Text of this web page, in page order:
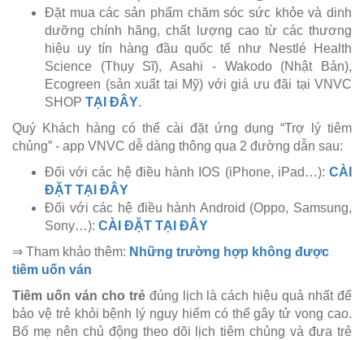
Đặt mua các sản phẩm chăm sóc sức khỏe và dinh
dưỡng chính hãng, chất lượng cao từ các thương
hiệu uy tín hàng đầu quốc tế như Nestlé Health
Science (Thụy Sĩ), Asahi - Wakodo (Nhật Bản),
Ecogreen (sản xuất tại Mỹ) với giá ưu đãi tại VNVC
SHOP TẠI ĐÂY.
Quý Khách hàng có thể cài đặt ứng dụng “Trợ lý tiêm
chủng” - app VNVC dễ dàng thông qua 2 đường dẫn sau:
Đối với các hệ điều hành IOS (iPhone, iPad…): CÀI
ĐẶT TẠI ĐÂY
Đối với các hệ điều hành Android (Oppo, Samsung,
Sony…): CÀI ĐẶT TẠI ĐÂY
⇒ Tham khảo thêm: Những trường hợp không được
tiêm uốn ván
Tiêm uốn ván cho trẻđúng lịch là cách hiệu quả nhất để
bảo vệ trẻ khỏi bệnh lý nguy hiểm có thể gây tử vong cao.
Bố mẹ nên chủ động theo dõi lịch tiêm chủng và đưa trẻ